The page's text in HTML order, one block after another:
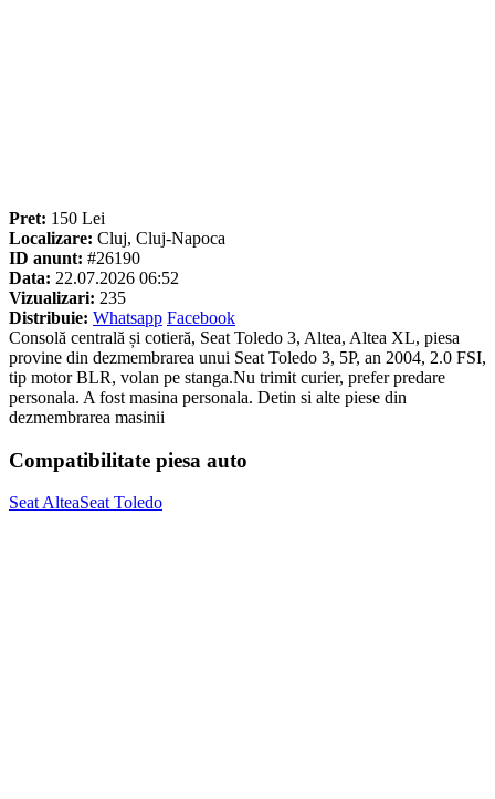
Pret: 150 Lei
Localizare: Cluj, Cluj-Napoca
ID anunt: #26190
Data: 22.07.2026 06:52
Vizualizari: 235
Distribuie: Whatsapp Facebook
Consolă centrală și cotieră, Seat Toledo 3, Altea, Altea XL, piesa
provine din dezmembrarea unui Seat Toledo 3, 5P, an 2004, 2.0 FSI,
tip motor BLR, volan pe stanga.Nu trimit curier, prefer predare
personala. A fost masina personala. Detin si alte piese din
dezmembrarea masinii
Compatibilitate piesa auto
Seat AlteaSeat Toledo